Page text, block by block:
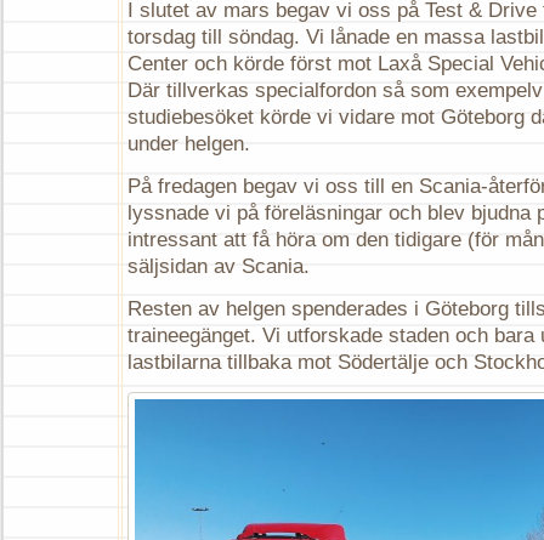
I slutet av mars begav vi oss på Test & Drive
torsdag till söndag. Vi lånade en massa
Center och körde först mot Laxå Special
Där tillverkas specialfordon så som
studiebesöket körde vi vidare mot Göteborg
under helgen.
På fredagen begav vi oss till en Scania-
lyssnade vi på föreläsningar och blev bjudna
intressant att få höra om den tidigare (för
säljsidan av Scania.
Resten av helgen spenderades i Göteborg
traineegänget. Vi utforskade staden och
lastbilarna tillbaka mot Södertälje och